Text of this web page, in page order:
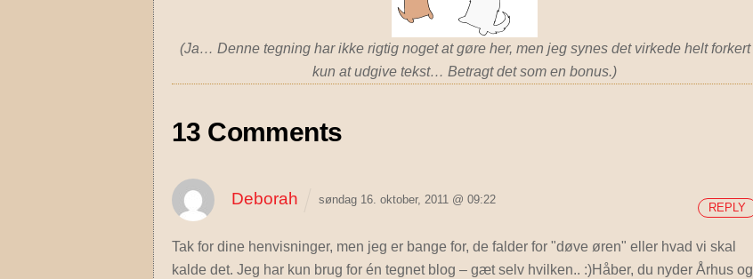
(Ja… Denne tegning har ikke rigtig noget at gøre her, men jeg synes det virkede helt forkert
kun at udgive tekst… Betragt det som en bonus.)
13 Comments
Deborah søndag 16. oktober, 2011 @ 09:22
Tak for dine henvisninger, men jeg er bange for, de falder for "døve øren" eller hvad vi skal
kalde det. Jeg har kun brug for én tegnet blog – gæt selv hvilken.. :)Håber, du nyder Århus og
REPLY